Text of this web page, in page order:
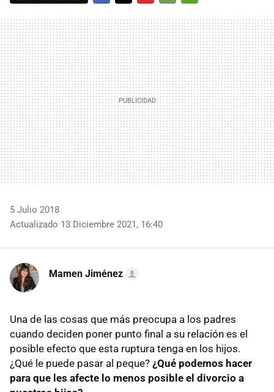
MAIL
5 Julio 2018
Actualizado 13 Diciembre 2021, 16:40
Mamen Jiménez
Una de las cosas que más preocupa a los padres
cuando deciden poner punto final a su relación es el
posible efecto que esta ruptura tenga en los hijos.
¿Qué le puede pasar al peque? ¿Qué podemos hacer
para que les afecte lo menos posible el divorcio a